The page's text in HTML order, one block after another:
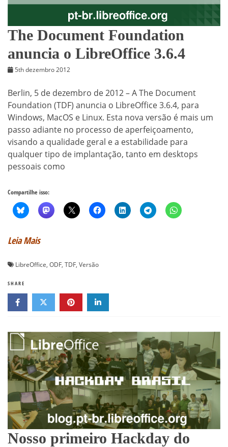
The Document Foundation
anuncia o LibreOffice 3.6.4
5th dezembro 2012
Berlin, 5 de dezembro de 2012 – A The Document
Foundation (TDF) anuncia o LibreOffice 3.6.4, para
Windows, MacOS e Linux. Esta nova versão é mais um
passo adiante no processo de aperfeiçoamento,
visando a qualidade geral e a estabilidade para
qualquer tipo de implantação, tanto em desktops
pessoais como
Compartilhe isso:
Leia Mais
LibreOffice, ODF, TDF, Versão
SHARE
Nosso primeiro Hackday do